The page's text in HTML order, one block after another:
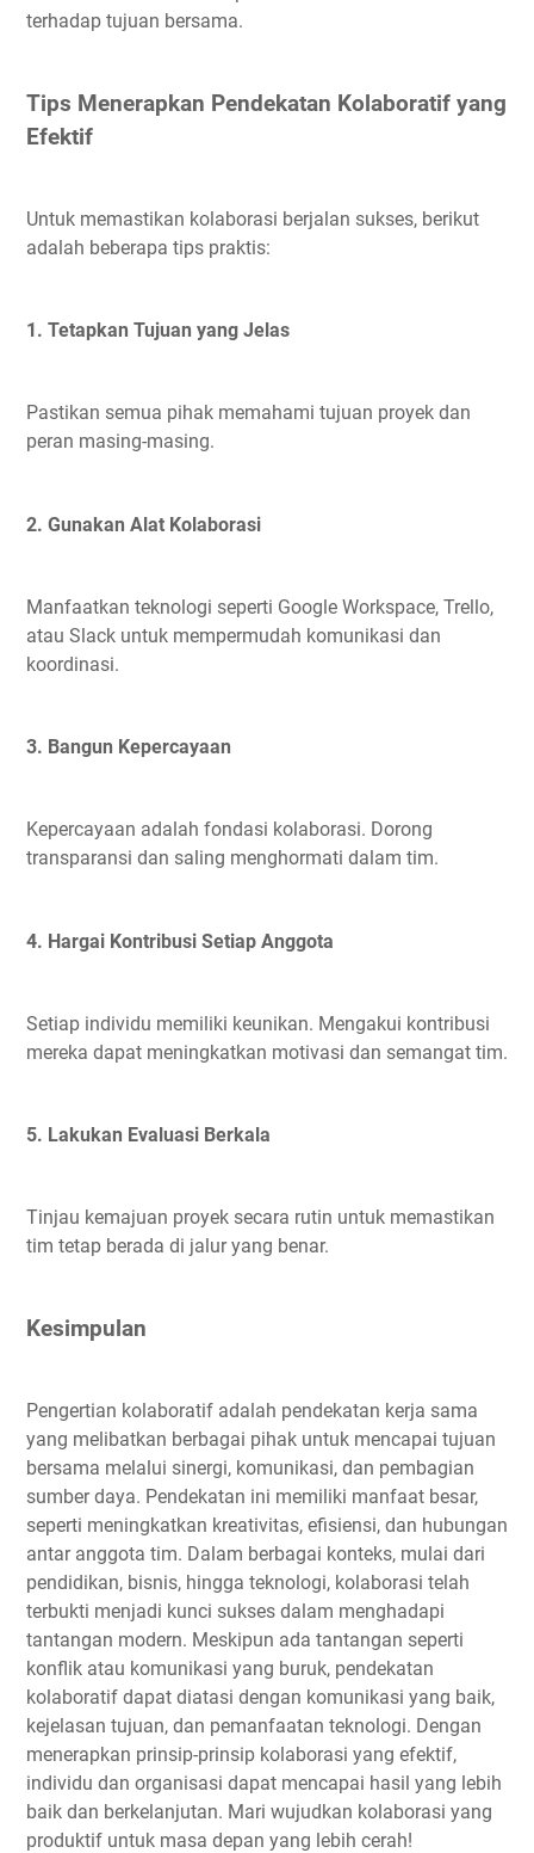
terhadap tujuan bersama.
Tips Menerapkan Pendekatan Kolaboratif yang
Efektif
Untuk memastikan kolaborasi berjalan sukses, berikut
adalah beberapa tips praktis:
1. Tetapkan Tujuan yang Jelas
Pastikan semua pihak memahami tujuan proyek dan
peran masing-masing.
2. Gunakan Alat Kolaborasi
Manfaatkan teknologi seperti Google Workspace, Trello,
atau Slack untuk mempermudah komunikasi dan
koordinasi.
3. Bangun Kepercayaan
Kepercayaan adalah fondasi kolaborasi. Dorong
transparansi dan saling menghormati dalam tim.
4. Hargai Kontribusi Setiap Anggota
Setiap individu memiliki keunikan. Mengakui kontribusi
mereka dapat meningkatkan motivasi dan semangat tim.
5. Lakukan Evaluasi Berkala
Tinjau kemajuan proyek secara rutin untuk memastikan
tim tetap berada di jalur yang benar.
Kesimpulan
Pengertian kolaboratif adalah pendekatan kerja sama
yang melibatkan berbagai pihak untuk mencapai tujuan
bersama melalui sinergi, komunikasi, dan pembagian
sumber daya. Pendekatan ini memiliki manfaat besar,
seperti meningkatkan kreativitas, efisiensi, dan hubungan
antar anggota tim. Dalam berbagai konteks, mulai dari
pendidikan, bisnis, hingga teknologi, kolaborasi telah
terbukti menjadi kunci sukses dalam menghadapi
tantangan modern. Meskipun ada tantangan seperti
konflik atau komunikasi yang buruk, pendekatan
kolaboratif dapat diatasi dengan komunikasi yang baik,
kejelasan tujuan, dan pemanfaatan teknologi. Dengan
menerapkan prinsip-prinsip kolaborasi yang efektif,
individu dan organisasi dapat mencapai hasil yang lebih
baik dan berkelanjutan. Mari wujudkan kolaborasi yang
produktif untuk masa depan yang lebih cerah!